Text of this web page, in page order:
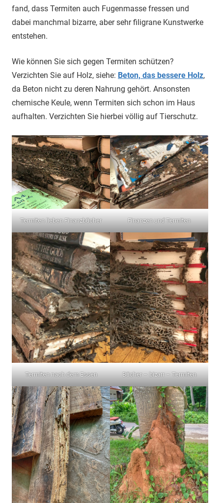
fand, dass Termiten auch Fugenmasse fressen und
dabei manchmal bizarre, aber sehr filigrane Kunstwerke
entstehen.
Wie können Sie sich gegen Termiten schützen?
Verzichten Sie auf Holz, siehe: Beton, das bessere Holz,
da Beton nicht zu deren Nahrung gehört. Ansonsten
chemische Keule, wenn Termiten sich schon im Haus
aufhalten. Verzichten Sie hierbei völlig auf Tierschutz.
Termiten lieben Finanzbücher Finanzen und Termiten
Termiten nach dem Essen Bücher – bizarr – Termiten